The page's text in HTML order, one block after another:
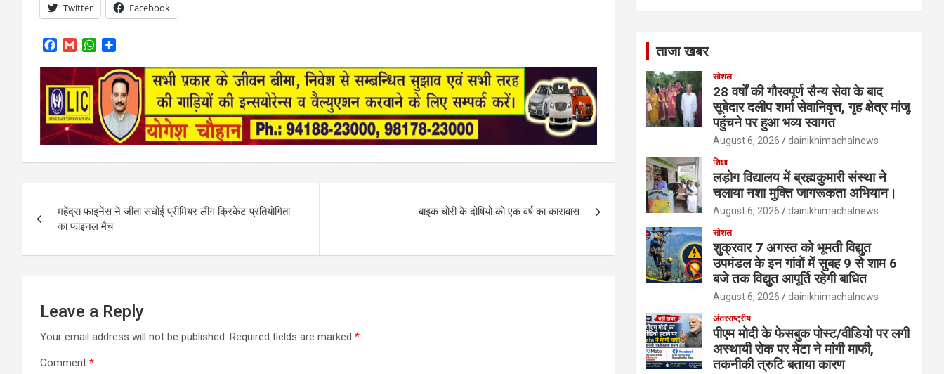
Twitter Facebook
e
b
o
o
k
i
W
a
s
A
p
p
a
r
e
navigation
महेंद्रा फाइनेंस ने जीता संघोई प्रीमियर लीग क्रिकेट प्रतियोगिता
का फाइनल मैच
बाइक चोरी के दोषियों को एक वर्ष का कारावास
Leave a Reply
Your email address will not be published. Required fields are marked *
Comment *
ताजा खबर
सोशल
28 वर्षों की गौरवपूर्ण सैन्य सेवा के बाद
सूबेदार दलीप शर्मा सेवानिवृत्त, गृह क्षेत्र मांजू
पहुंचने पर हुआ भव्य स्वागत
August 6, 2026 dainikhimachalnews
शिक्षा
लड़ोग विद्यालय में ब्रह्मकुमारी संस्था ने
चलाया नशा मुक्ति जागरूकता अभियान।
August 6, 2026 dainikhimachalnews
सोशल
शुक्रवार 7 अगस्त को भूमती विद्युत
उपमंडल के इन गांवों में सुबह 9 से शाम 6
बजे तक विद्युत आपूर्ति रहेगी बाधित
August 6, 2026 dainikhimachalnews
अंतरराष्ट्रीय
पीएम मोदी के फेसबुक पोस्ट/वीडियो पर लगी
अस्थायी रोक पर मेटा ने मांगी माफी,
तकनीकी त्रुटि बताया कारण